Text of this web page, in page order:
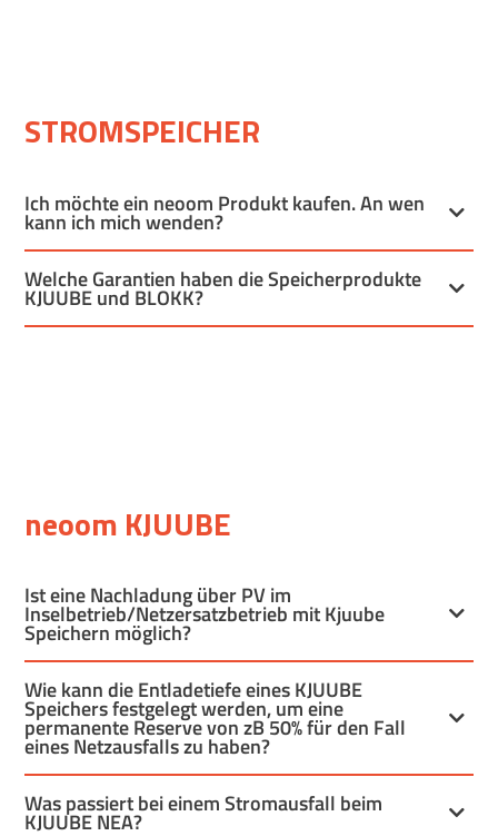
STROMSPEICHER
Ich möchte ein neoom Produkt kaufen. An wen
kann ich mich wenden?
Welche Garantien haben die Speicherprodukte
KJUUBE und BLOKK?
neoom KJUUBE
Ist eine Nachladung über PV im
Inselbetrieb/Netzersatzbetrieb mit Kjuube
Speichern möglich?
Wie kann die Entladetiefe eines KJUUBE
Speichers festgelegt werden, um eine
permanente Reserve von zB 50% für den Fall
eines Netzausfalls zu haben?
Was passiert bei einem Stromausfall beim
KJUUBE NEA?